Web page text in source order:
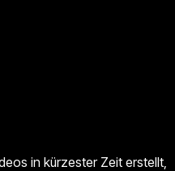
in kürzester Zeit erstellt,